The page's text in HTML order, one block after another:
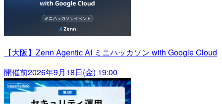
【大阪】Zenn Agentic AI ミニハッカソン with Google Cloud
開催前2026年9月18日(金) 19:00